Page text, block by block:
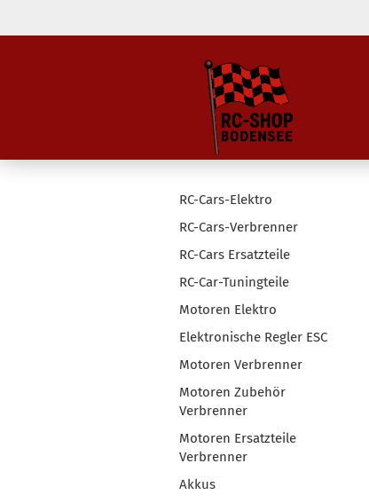
RC-Cars-Elektro
RC-Cars-Verbrenner
RC-Cars Ersatzteile
RC-Car-Tuningteile
Motoren Elektro
Elektronische Regler ESC
Motoren Verbrenner
Motoren Zubehör
Verbrenner
Motoren Ersatzteile
Verbrenner
Akkus